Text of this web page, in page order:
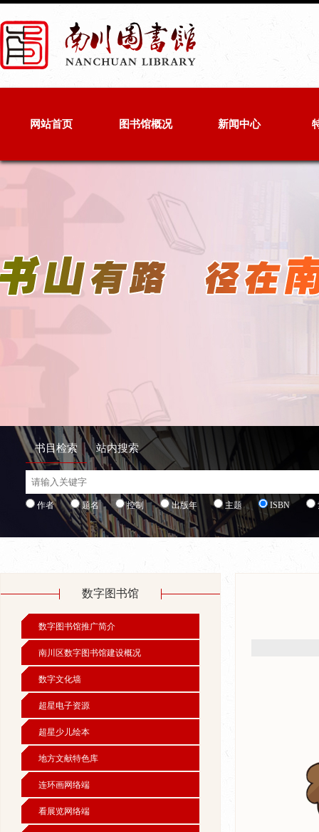
网站首页 图书馆概况 新闻中心
书目检索 站内搜索
作者 题名 控制 出版年 主题 ISBN
出版社
数字图书馆
数字图书馆推广简介
南川区数字图书馆建设概况
数字文化墙
超星电子资源
超星少儿绘本
地方文献特色库
连环画网络端
看展览网络端